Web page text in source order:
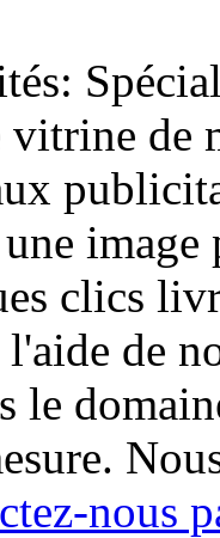
vitrine de
clics
de
le
nous